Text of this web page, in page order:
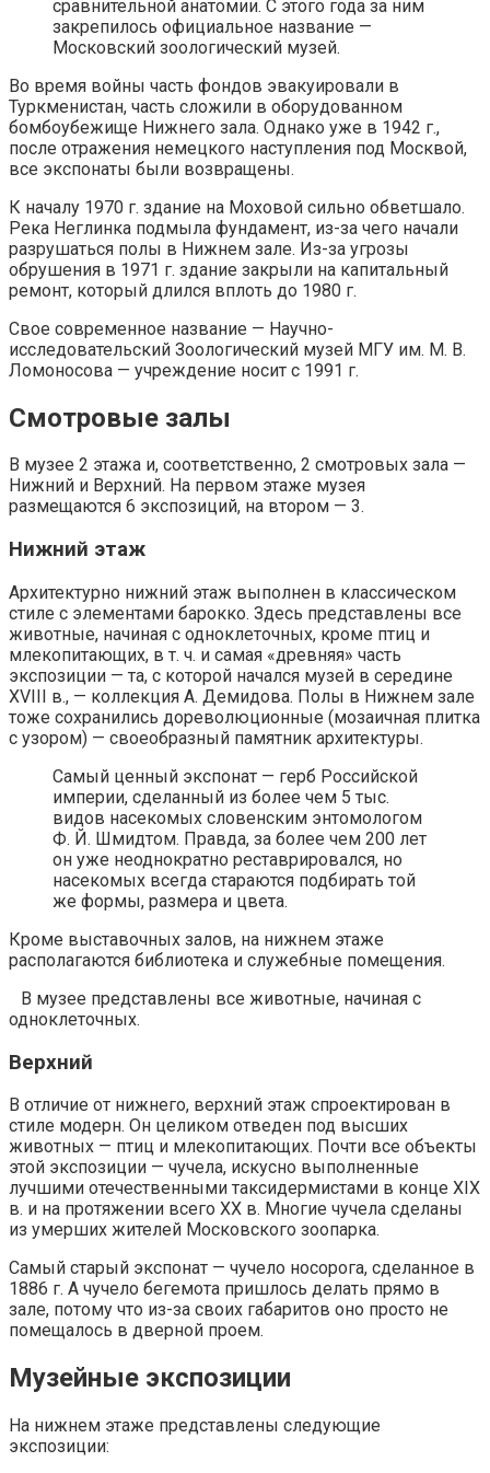
сравнительной анатомии. С этого года за ним
закрепилось официальное название —
Московский зоологический музей.
Во время войны часть фондов эвакуировали в
Туркменистан, часть сложили в оборудованном
бомбоубежище Нижнего зала. Однако уже в 1942 г.,
после отражения немецкого наступления под Москвой,
все экспонаты были возвращены.
К началу 1970 г. здание на Моховой сильно обветшало.
Река Неглинка подмыла фундамент, из-за чего начали
разрушаться полы в Нижнем зале. Из-за угрозы
обрушения в 1971 г. здание закрыли на капитальный
ремонт, который длился вплоть до 1980 г.
Свое современное название — Научно-
исследовательский Зоологический музей МГУ им. М. В.
Ломоносова — учреждение носит с 1991 г.
Смотровые залы
В музее 2 этажа и, соответственно, 2 смотровых зала —
Нижний и Верхний. На первом этаже музея
размещаются 6 экспозиций, на втором — 3.
Нижний этаж
Архитектурно нижний этаж выполнен в классическом
стиле с элементами барокко. Здесь представлены все
животные, начиная с одноклеточных, кроме птиц и
млекопитающих, в т. ч. и самая «древняя» часть
экспозиции — та, с которой начался музей в середине
XVIII в., — коллекция А. Демидова. Полы в Нижнем зале
тоже сохранились дореволюционные (мозаичная плитка
с узором) — своеобразный памятник архитектуры.
Самый ценный экспонат — герб Российской
империи, сделанный из более чем 5 тыс.
видов насекомых словенским энтомологом
Ф. Й. Шмидтом. Правда, за более чем 200 лет
он уже неоднократно реставрировался, но
насекомых всегда стараются подбирать той
же формы, размера и цвета.
Кроме выставочных залов, на нижнем этаже
располагаются библиотека и служебные помещения.
В музее представлены все животные, начиная с
одноклеточных.
Верхний
В отличие от нижнего, верхний этаж спроектирован в
стиле модерн. Он целиком отведен под высших
животных — птиц и млекопитающих. Почти все объекты
этой экспозиции — чучела, искусно выполненные
лучшими отечественными таксидермистами в конце XIX
в. и на протяжении всего XX в. Многие чучела сделаны
из умерших жителей Московского зоопарка.
Самый старый экспонат — чучело носорога, сделанное в
1886 г. А чучело бегемота пришлось делать прямо в
зале, потому что из-за своих габаритов оно просто не
помещалось в дверной проем.
Музейные экспозиции
На нижнем этаже представлены следующие
экспозиции: